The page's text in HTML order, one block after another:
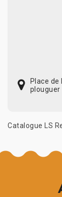
Place
plouguer
Catalogue LS